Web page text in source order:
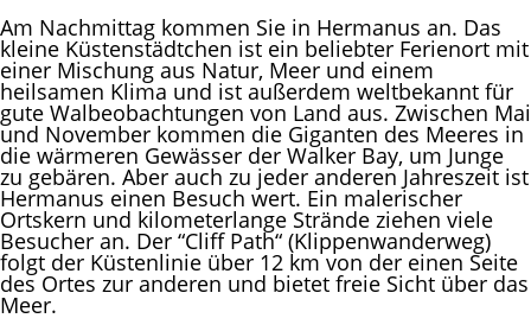
Am Nachmittag kommen Sie in Hermanus an. Das
kleine Küstenstädtchen ist ein beliebter Ferienort mit
einer Mischung aus Natur, Meer und einem
heilsamen Klima und ist außerdem weltbekannt für
gute Walbeobachtungen von Land aus. Zwischen Mai
und November kommen die Giganten des Meeres in
die wärmeren Gewässer der Walker Bay, um Junge
zu gebären. Aber auch zu jeder anderen Jahreszeit ist
Hermanus einen Besuch wert. Ein malerischer
Ortskern und kilometerlange Strände ziehen viele
Besucher an. Der “Cliff Path“ (Klippenwanderweg)
folgt der Küstenlinie über 12 km von der einen Seite
des Ortes zur anderen und bietet freie Sicht über das
Meer.